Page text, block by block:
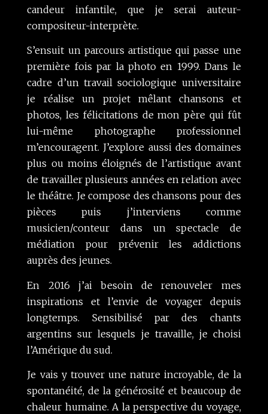
candeur infantile, que je serai auteur-
compositeur-interprète.
S’ensuit un parcours artistique qui passe une
première fois par la photo en 1999. Dans le
cadre d’un travail sociologique universitaire
je réalise un projet mêlant chansons et
photos, les félicitations de mon père qui fût
lui-même photographe professionnel
m’encouragent. J’explore aussi des domaines
plus ou moins éloignés de l’artistique avant
de travailler plusieurs années en relation avec
le théâtre. Je compose des chansons pour des
pièces puis j’interviens comme
musicien/conteur dans un spectacle de
médiation pour prévenir les addictions
auprès des jeunes.
En 2016 j’ai besoin de renouveler mes
inspirations et l’envie de voyager depuis
longtemps. Sensibilisé par des chants
argentins sur lesquels je travaille, je choisi
l’Amérique du sud.
Je vais y trouver une nature incroyable, de la
spontanéité, de la générosité et beaucoup de
chaleur humaine. A la perspective du voyage,